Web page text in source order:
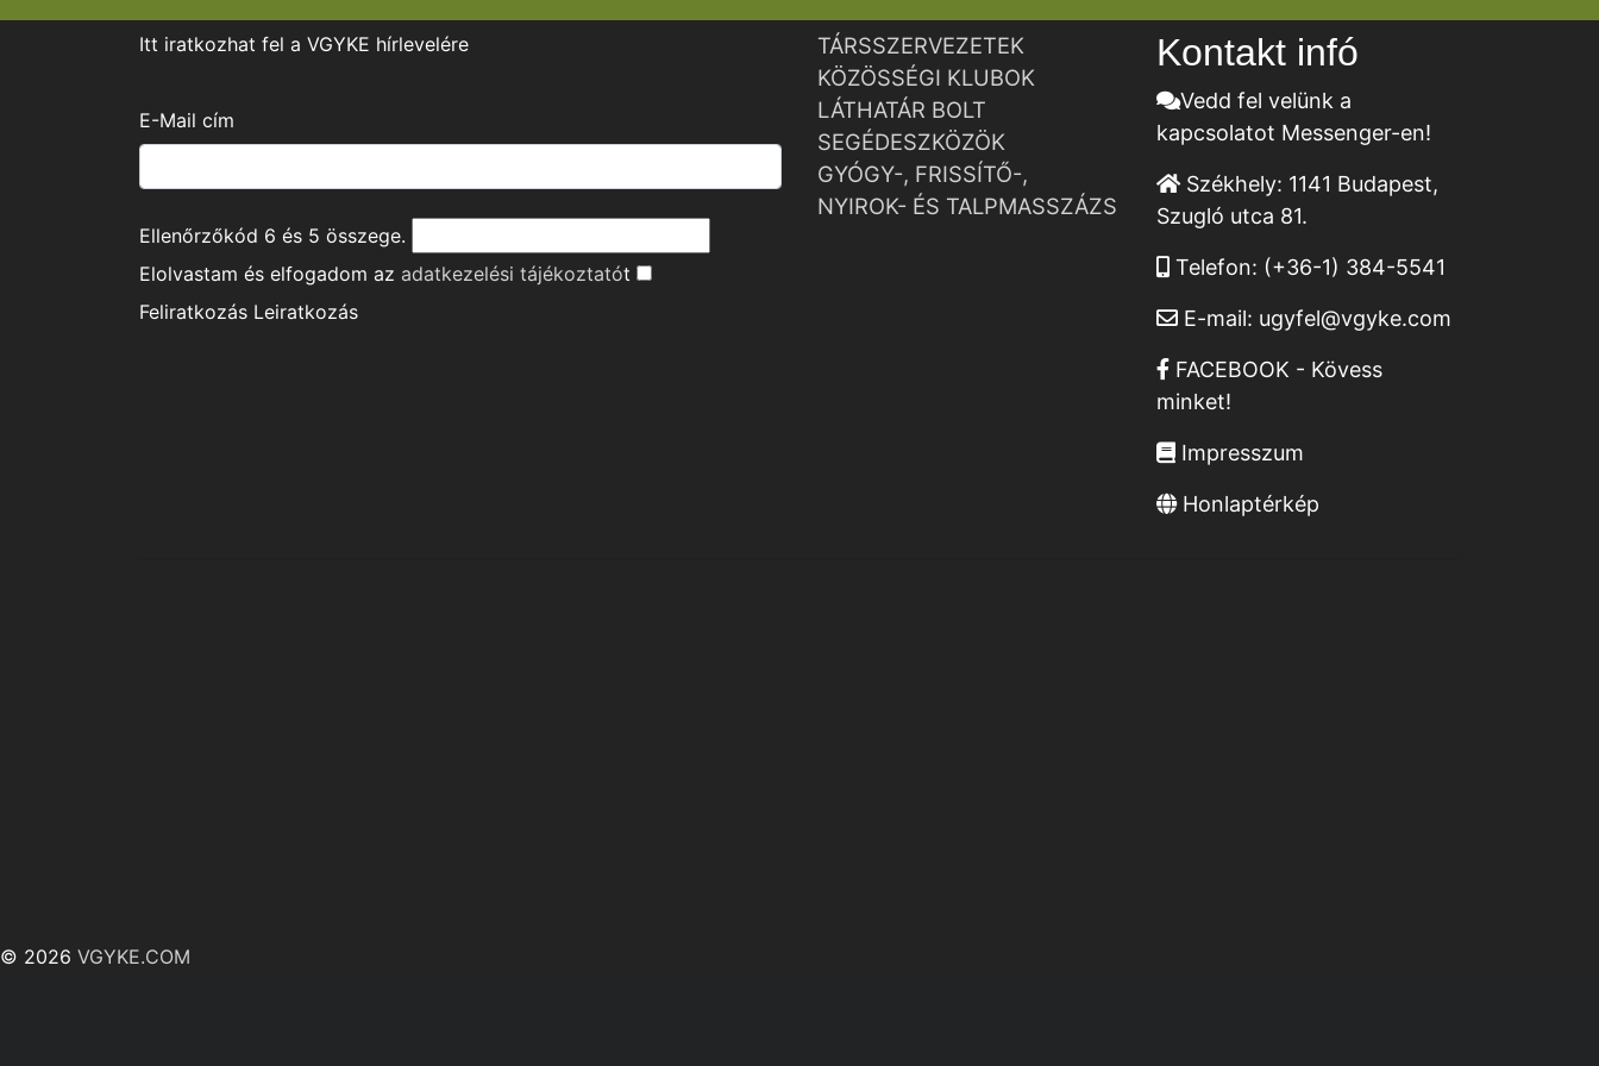
Itt iratkozhat fel a VGYKE hírlevelére
E-Mail cím
Ellenőrzőkód 6 és 5 összege.
Elolvastam és elfogadom az adatkezelési tájékoztatót
Feliratkozás Leiratkozás
TÁRSSZERVEZETEK
KÖZÖSSÉGI KLUBOK
LÁTHATÁR BOLT
SEGÉDESZKÖZÖK
GYÓGY-, FRISSÍTŐ-,
NYIROK- ÉS TALPMASSZÁZS
Kontakt infó
Vedd fel velünk a
kapcsolatot Messenger-en!
Székhely: 1141 Budapest,
Szugló utca 81.
Telefon: (+36-1) 384-5541
E-mail: ugyfel@vgyke.com
FACEBOOK - Kövess
minket!
Impresszum
Honlaptérkép
© 2026 VGYKE.COM